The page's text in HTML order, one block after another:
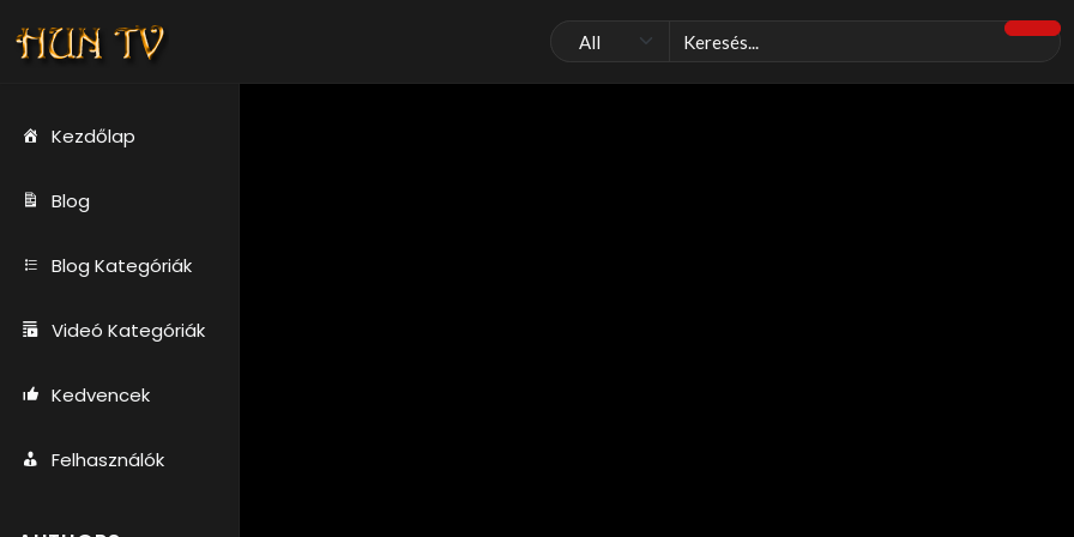
Kezdőlap
Blog
Blog Kategóriák
Videó Kategóriák
Kedvencek
Felhasználók